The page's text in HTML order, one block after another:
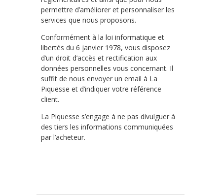
permettre d’améliorer et personnaliser les
services que nous proposons.
Conformément à la loi informatique et
libertés du 6 janvier 1978, vous disposez
d’un droit d’accès et rectification aux
données personnelles vous concernant. Il
suffit de nous envoyer un email à La
Piquesse et d’indiquer votre référence
client.
La Piquesse s’engage à ne pas divulguer à
des tiers les informations communiquées
par l’acheteur.